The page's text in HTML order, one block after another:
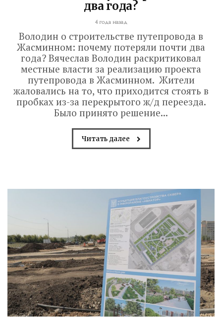
два года?
4 года назад
Володин о строительстве путепровода в
Жасминном: почему потеряли почти два
года? Вячеслав Володин раскритиковал
местные власти за реализацию проекта
путепровода в Жасминном. Жители
жаловались на то, что приходится стоять в
пробках из-за перекрытого ж/д переезда.
Было принято решение...
Читать далее